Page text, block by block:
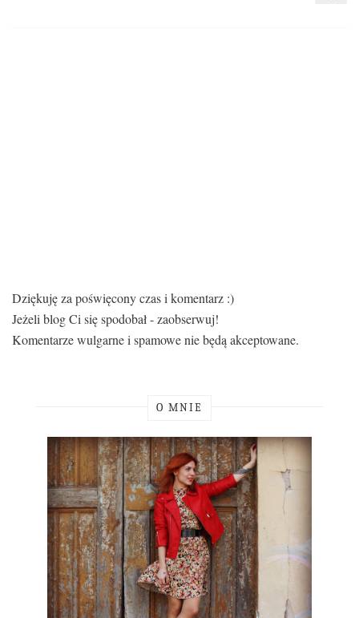
Dziękuję za poświęcony czas i komentarz :)
Jeżeli blog Ci się spodobał - zaobserwuj!
Komentarze wulgarne i spamowe nie będą akceptowane.
O MNIE